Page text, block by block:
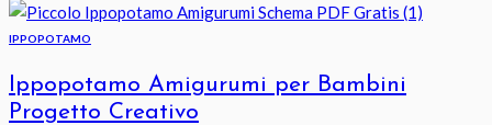
IPPOPOTAMO
Ippopotamo Amigurumi per Bambini
Progetto Creativo